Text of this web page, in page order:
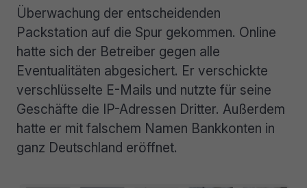
Überwachung der entscheidenden
Packstation auf die Spur gekommen. Online
hatte sich der Betreiber gegen alle
Eventualitäten abgesichert. Er verschickte
verschlüsselte E-Mails und nutzte für seine
Geschäfte die IP-Adressen Dritter. Außerdem
hatte er mit falschem Namen Bankkonten in
ganz Deutschland eröffnet.